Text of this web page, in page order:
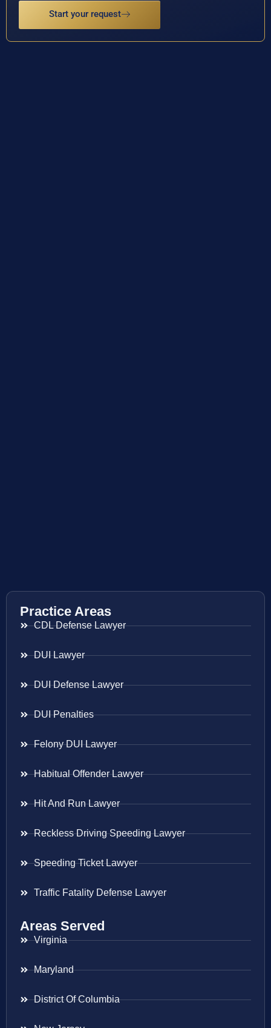
Start your request
Practice Areas
CDL Defense Lawyer
DUI Lawyer
DUI Defense Lawyer
DUI Penalties
Felony DUI Lawyer
Habitual Offender Lawyer
Hit And Run Lawyer
Reckless Driving Speeding Lawyer
Speeding Ticket Lawyer
Traffic Fatality Defense Lawyer
Areas Served
Virginia
Maryland
District Of Columbia